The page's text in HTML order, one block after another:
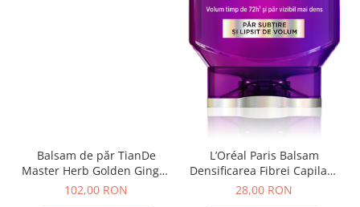
Balsam de păr TianDe
Master Herb Golden Ginger
300ml
102,00 RON
L’Oréal Paris Balsam
Densificarea Fibrei Capilare
Collagen Lifter 200 ml
28,00 RON